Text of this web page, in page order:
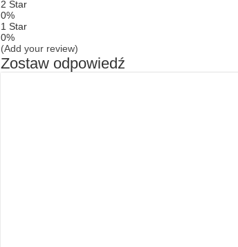
2 Star
0%
1 Star
0%
(Add your review)
Zostaw odpowiedź